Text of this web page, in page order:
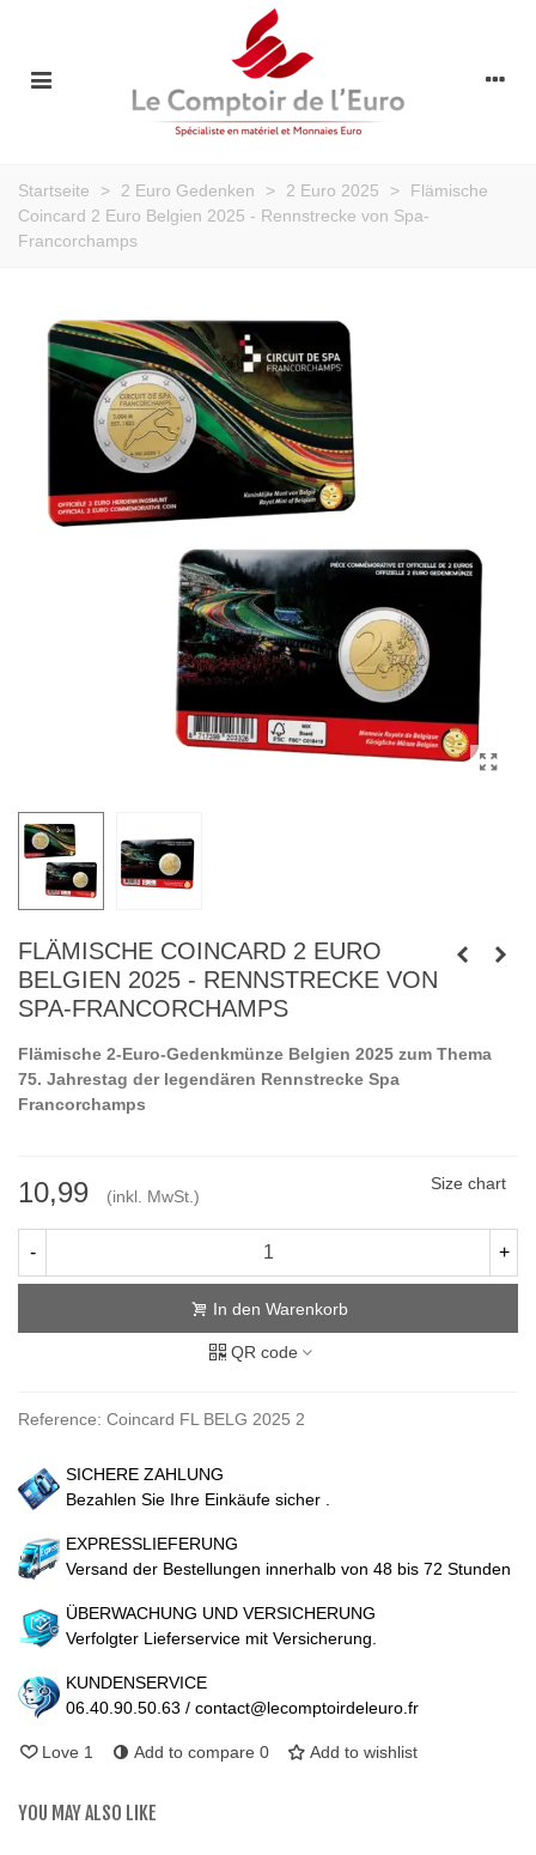
Startseite > 2 Euro Gedenken > 2 Euro 2025 >
Flämische
Coincard 2 Euro Belgien 2025 - Rennstrecke von Spa-
Francorchamps
FLÄMISCHE COINCARD 2 EURO
BELGIEN 2025 - RENNSTRECKE VON
SPA-FRANCORCHAMPS
Flämische 2-Euro-Gedenkmünze Belgien 2025 zum Thema
75. Jahrestag der legendären Rennstrecke Spa
Francorchamps
10,99 (inkl. MwSt.)
Size chart
- +
In den Warenkorb
QR code
Reference: Coincard FL BELG 2025 2
SICHERE ZAHLUNG
Bezahlen Sie Ihre Einkäufe sicher .
EXPRESSLIEFERUNG
Versand der Bestellungen innerhalb von 48 bis 72 Stunden
ÜBERWACHUNG UND VERSICHERUNG
Verfolgter Lieferservice mit Versicherung.
KUNDENSERVICE
06.40.90.50.63 / contact@lecomptoirdeleuro.fr
Love 1 Add to compare 0 Add to wishlist
YOU MAY ALSO LIKE